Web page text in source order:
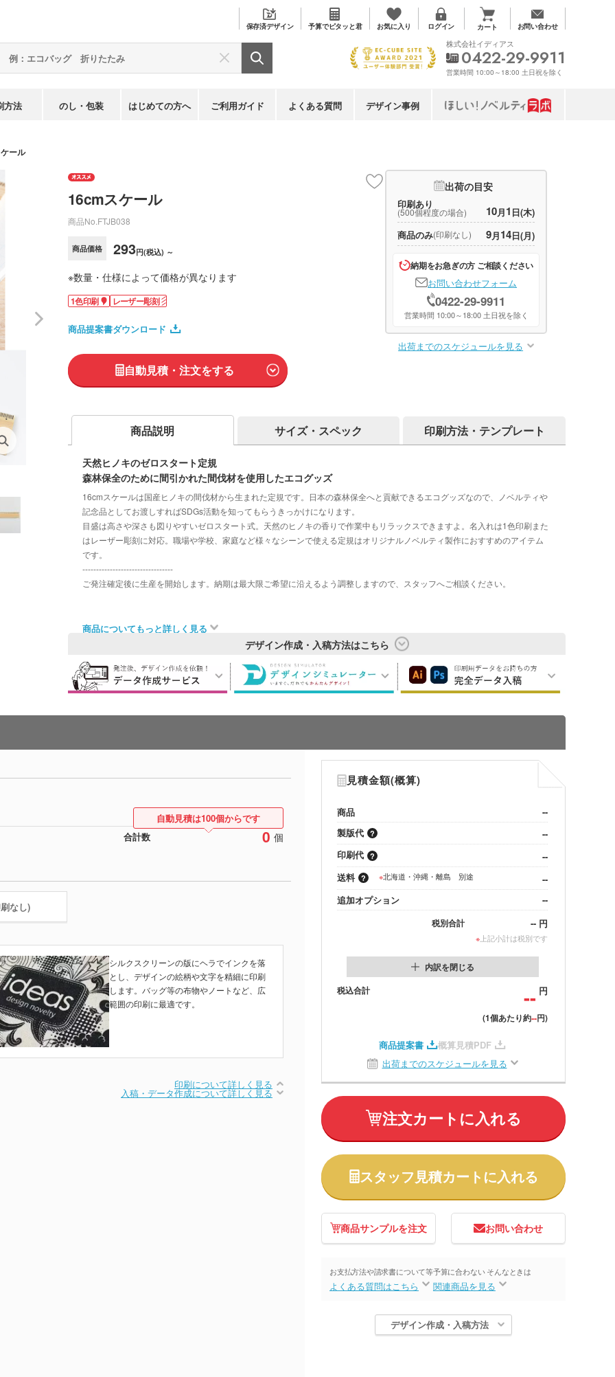
保存済デザイン 予算でピタッと君 お気に入り ログイン カート お問い合わせ
方法 のし・包装 はじめての方へ ご利用ガイド よくある質問 デザイン事例
株式会社イディアス
0422-29-9911
営業時間 10:00～18:00 土日祝を除く
ール
16cmスケール
商品No. FTJB038
商品価格 293円(税込) ～
※数量・仕様によって価格が異なります
1色印刷 レーザー彫刻
商品提案書ダウンロード
自動見積・注文をする
出荷の目安
印刷あり
(500個程度の場合) 10月1 日(木)
商品のみ(印刷なし) 9月14日(月)
納期をお急ぎの方 ご相談ください
お問い合わせフォーム
0422-29-9911
営業時間 10:00～18:00 土日祝を除く
出荷までのスケジュールを見る
商品説明 サイズ・スペック 印刷方法・テンプレート
天然ヒノキのゼロスタート定規
森林保全のために間引かれた間伐材を使用したエコグッズ
16cmスケールは国産ヒノキの間伐材から生まれた定規です。日本の森林保全へと貢献できるエコグッズなので、ノベルティや
記念品としてお渡しすればSDGs活動を知ってもらうきっかけになります。
目盛は高さや深さも図りやすいゼロスタート式。天然のヒノキの香りで作業中もリラックスできますよ。名入れは1色印刷また
はレーザー彫刻に対応。職場や学校、家庭など様々なシーンで使える定規はオリジナルノベルティ製作におすすめのアイテム
です。
---------------------------------
ご発注確定後に生産を開始します。納期は最大限ご希望に沿えるよう調整しますので、スタッフへご相談ください。
商品についてもっと詳しく見る
デザイン作成・入稿方法はこちら
合計数 0 個
自動見積は100個からです
なし)
シルクスクリーンの版にヘラでインクを落
とし、デザインの絵柄や文字を精細に印刷
します。バッグ等の布物やノートなど、広
範囲の印刷に最適です。
印刷について詳しく見る
入稿・データ作成について詳しく見る
見積金額(概算)
商品
--
製版代
--
印刷代
--
送料
※北海道・沖縄・離島 別途
--
追加オプション
--
税別合計 -- 円
※ 上記小計は税別です
内訳を閉じる
税込合計
-- 円
(1個あたり約--円)
商品提案書
概算見積PDF
出荷までのスケジュールを見る
注文カートに入れる
スタッフ見積カートに入れる
商品サンプルを注文 お問い合わせ
お支払方法や請求書について等
よくある質問はこちら
予算に合わない そんなときは
関連商品を見る
デザイン作成・入稿方法